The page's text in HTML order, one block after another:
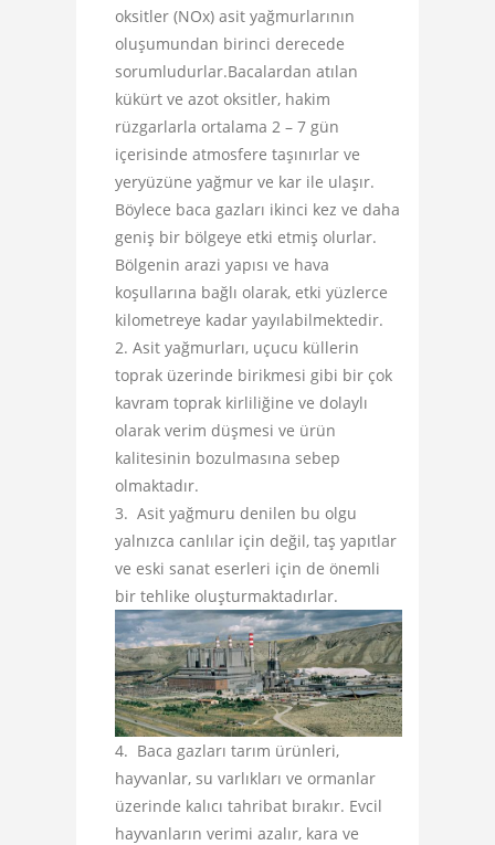
oksitler (NOx) asit yağmurlarının
oluşumundan birinci derecede
sorumludurlar.Bacalardan atılan
kükürt ve azot oksitler, hakim
rüzgarlarla ortalama 2 – 7 gün
içerisinde atmosfere taşınırlar ve
yeryüzüne yağmur ve kar ile ulaşır.
Böylece baca gazları ikinci kez ve daha
geniş bir bölgeye etki etmiş olurlar.
Bölgenin arazi yapısı ve hava
koşullarına bağlı olarak, etki yüzlerce
kilometreye kadar yayılabilmektedir.
Asit yağmurları, uçucu küllerin
toprak üzerinde birikmesi gibi bir çok
kavram toprak kirliliğine ve dolaylı
olarak verim düşmesi ve ürün
kalitesinin bozulmasına sebep
olmaktadır.
Asit yağmuru denilen bu olgu
yalnızca canlılar için değil, taş yapıtlar
ve eski sanat eserleri için de önemli
bir tehlike oluşturmaktadırlar.
Baca gazları tarım ürünleri,
hayvanlar, su varlıkları ve ormanlar
üzerinde kalıcı tahribat bırakır. Evcil
hayvanların verimi azalır, kara ve